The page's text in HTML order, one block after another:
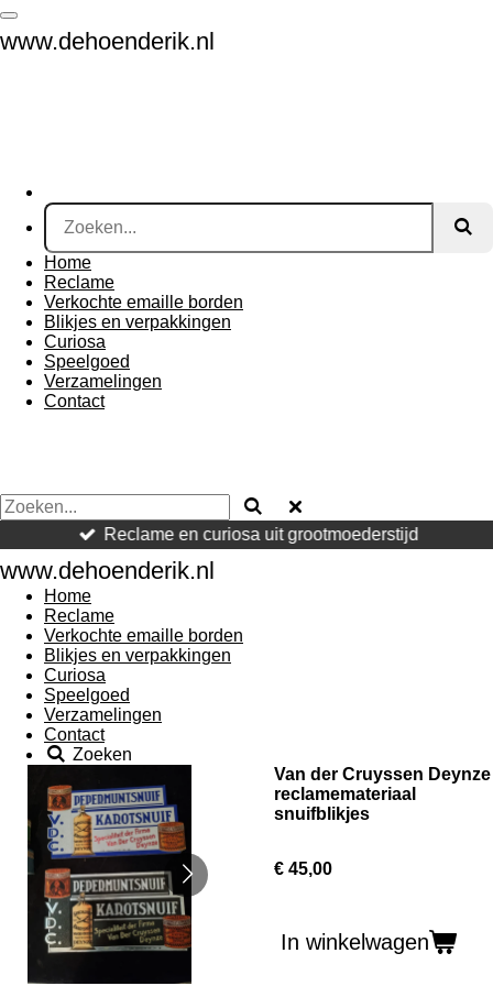
Ga
direct
www.dehoenderik.nl
Home
Reclame
Verkochte emaille borden
Blikjes en verpakkingen
Curiosa
Speelgoed
Verzamelingen
Contact
Reclame en curiosa uit grootmoederstijd
www.dehoenderik.nl
Home
Reclame
Verkochte emaille borden
Blikjes en verpakkingen
Curiosa
Speelgoed
Verzamelingen
Contact
Zoeken
Van der Cruyssen Deynze
reclamemateriaal
snuifblikjes
€ 45,00
In winkelwagen